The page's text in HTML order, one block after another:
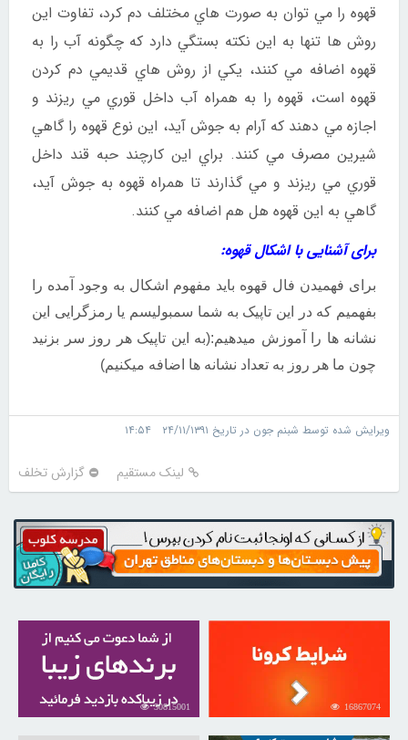
قهوه را مي توان به صورت هاي مختلف دم كرد، تفاوت اين
روش ها تنها به اين نكته بستگي دارد كه چگونه آب را به
قهوه اضافه مي كنند، يكي از روش هاي قديمي دم كردن
قهوه است، قهوه را به همراه آب داخل قوري مي ريزند و
اجازه مي دهند كه آرام به جوش آيد، اين نوع قهوه را گاهي
شيرين مصرف مي كنند. براي اين كارچند حبه قند داخل
قوري مي ريزند و مي گذارند تا همراه قهوه به جوش آيد،
گاهي به اين قهوه هل هم اضافه مي كنند.
برای آشنایی با اشکال قهوه:
برای فهمیدن فال قهوه باید مفهوم اشکال به وجود آمده را
بفهمیم که در این تاپیک به شما سمبولیسم یا رمزگرایی این
نشانه ها را آموزش میدهیم:(به این تاپیک هر روز سر بزنید
چون ما هر روز به تعداد نشانه ها اضافه میکنیم)
ویرایش شده توسط شبنم جون در تاریخ ۲۴/۱۱/۱۳۹۱ ۱۴:۵۴
لینک مستقیم گزارش تخلف
16867074
30815001